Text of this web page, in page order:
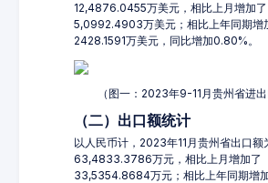
12,4876.0455万美元，相比上月增加了
5,0992.4903万美元；相比上年同期增
2428.1591万美元，同比增加0.80%。
（图一：2023年9-11月贵州省进出
（二）出口额统计
以人民币计，2023年11月贵州省出口额
63,4833.3786万元，相比上月增加了
33,5354.8684万元；相比上年同期增